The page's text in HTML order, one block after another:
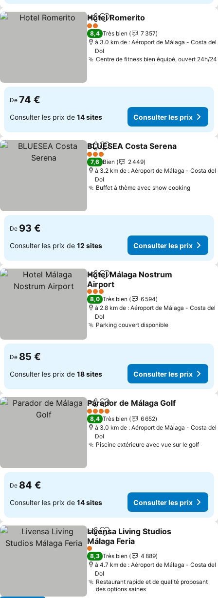
PartagerAjouter à mes favoris
Hotel Romerito
2 Étoiles
8,4 Très bien
7 357
à 3.0 km de : Aéroport de Málaga - Costa del
Dol
Centre de fitness bien équipé, ouvert 24h/24
De 74 €
Consulter les prix de 14 sites Consulter les prix
PartagerAjouter à mes favoris
BLUESEA Costa Serena
3 Étoiles
7,6 Bien
2 449
à 3.2 km de : Aéroport de Málaga - Costa del
Dol
Buffet à thème avec show cooking
De 93 €
Consulter les prix de 12 sites Consulter les prix
PartagerAjouter à mes favoris
Hotel Málaga Nostrum
Airport
3 Étoiles
8,0 Très bien
6 594
à 2.8 km de : Aéroport de Málaga - Costa del
Dol
Parking couvert disponible
De 85 €
Consulter les prix de 18 sites Consulter les prix
PartagerAjouter à mes favoris
Parador de Málaga Golf
4 Étoiles
8,4 Très bien
6 652
à 3.0 km de : Aéroport de Málaga - Costa del
Dol
Piscine extérieure avec vue sur le golf
De 84 €
Consulter les prix de 14 sites Consulter les prix
PartagerAjouter à mes favoris
Livensa Living Studios
Málaga Feria
1 Étoiles
8,3 Très bien
4 889
à 4.7 km de : Aéroport de Málaga - Costa del
Dol
Restaurant rapide et de qualité proposant
des options saines